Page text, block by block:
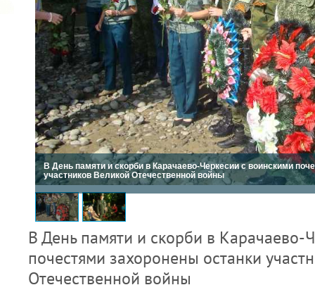
В День памяти и скорби в Карачаево-Черкесии с воинскими
участников Великой Отечественной войны
В День памяти и скорби в Карачаево-
почестями захоронены останки
Отечественной войны
02.09.2019